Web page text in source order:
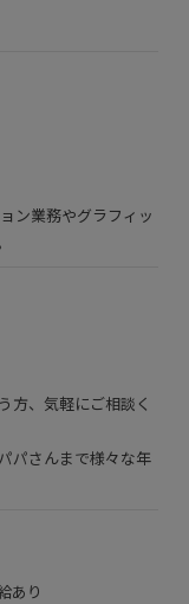
ン業務やグラフィッ
方、気軽にご相談く
パさんまで様々な年
あり